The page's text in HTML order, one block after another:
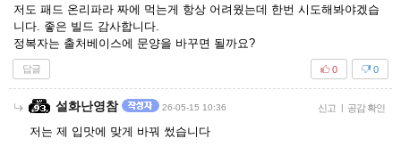
저도 패드 온리파라 짜에 먹는게 항상 어려웠는데 한번 시도해봐야겠습
니다. 좋은 빌드 감사합니다.
정복자는 출처베이스에 문양을 바꾸면 될까요?
답글 0
0
설화난영참 26-05-15 10:36 신고 | 공감 확인
저는 제 입맛에 맞게 바꿔 썼습니다